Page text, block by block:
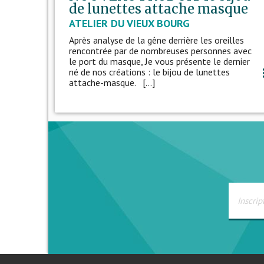
de lunettes attache masque
ATELIER DU VIEUX BOURG
Après analyse de la gêne derrière les oreilles
rencontrée par de nombreuses personnes avec
le port du masque, Je vous présente le dernier
né de nos créations : le bijou de lunettes
attache-masque. [...]